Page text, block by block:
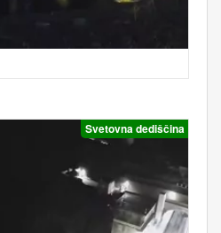
Svetovna dediščina